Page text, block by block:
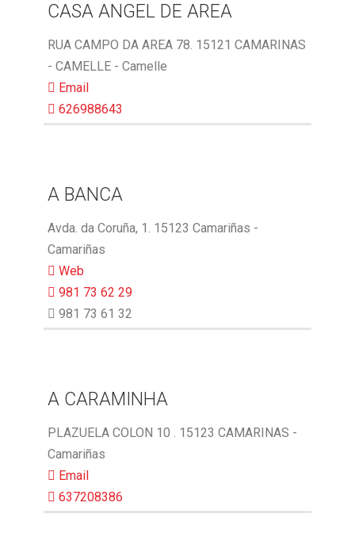
CASA ANGEL DE AREA
RUA CAMPO DA AREA 78. 15121 CAMARINAS
- CAMELLE - Camelle
Email
626988643
A BANCA
Avda. da Coruña, 1. 15123 Camariñas -
Camariñas
Web
981 73 62 29
981 73 61 32
A CARAMINHA
PLAZUELA COLON 10 . 15123 CAMARINAS -
Camariñas
Email
637208386